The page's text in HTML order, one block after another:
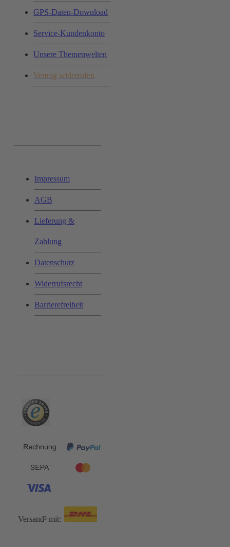
GPS-Daten-Download
Service-Kundenkonto
Unsere Themenwelten
Vertrag widerrufen
Impressum
AGB
Lieferung &
Zahlung
Datenschutz
Widerrufsrecht
Barrierefreiheit
Versand³ mit: